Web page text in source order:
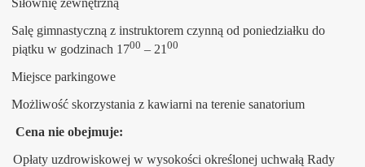
Siłownię zewnętrzną
Salę gimnastyczną z instruktorem czynną od poniedziałku do
piątku w godzinach 1700 – 21 00
Miejsce parkingowe
Możliwość skorzystania z kawiarni na terenie sanatorium
Cena nie obejmuje:
Opłaty uzdrowiskowej w wysokości określonej uchwałą Rady